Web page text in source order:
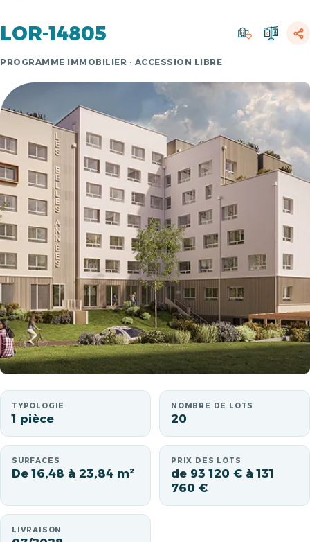
LOR-14805
PROGRAMME IMMOBILIER · ACCESSION LIBRE
TYPOLOGIE
1 pièce
NOMBRE DE LOTS
20
SURFACES
De 16,48 à 23,84 m²
PRIX DES LOTS
de 93 120 € à 131
760 €
LIVRAISON